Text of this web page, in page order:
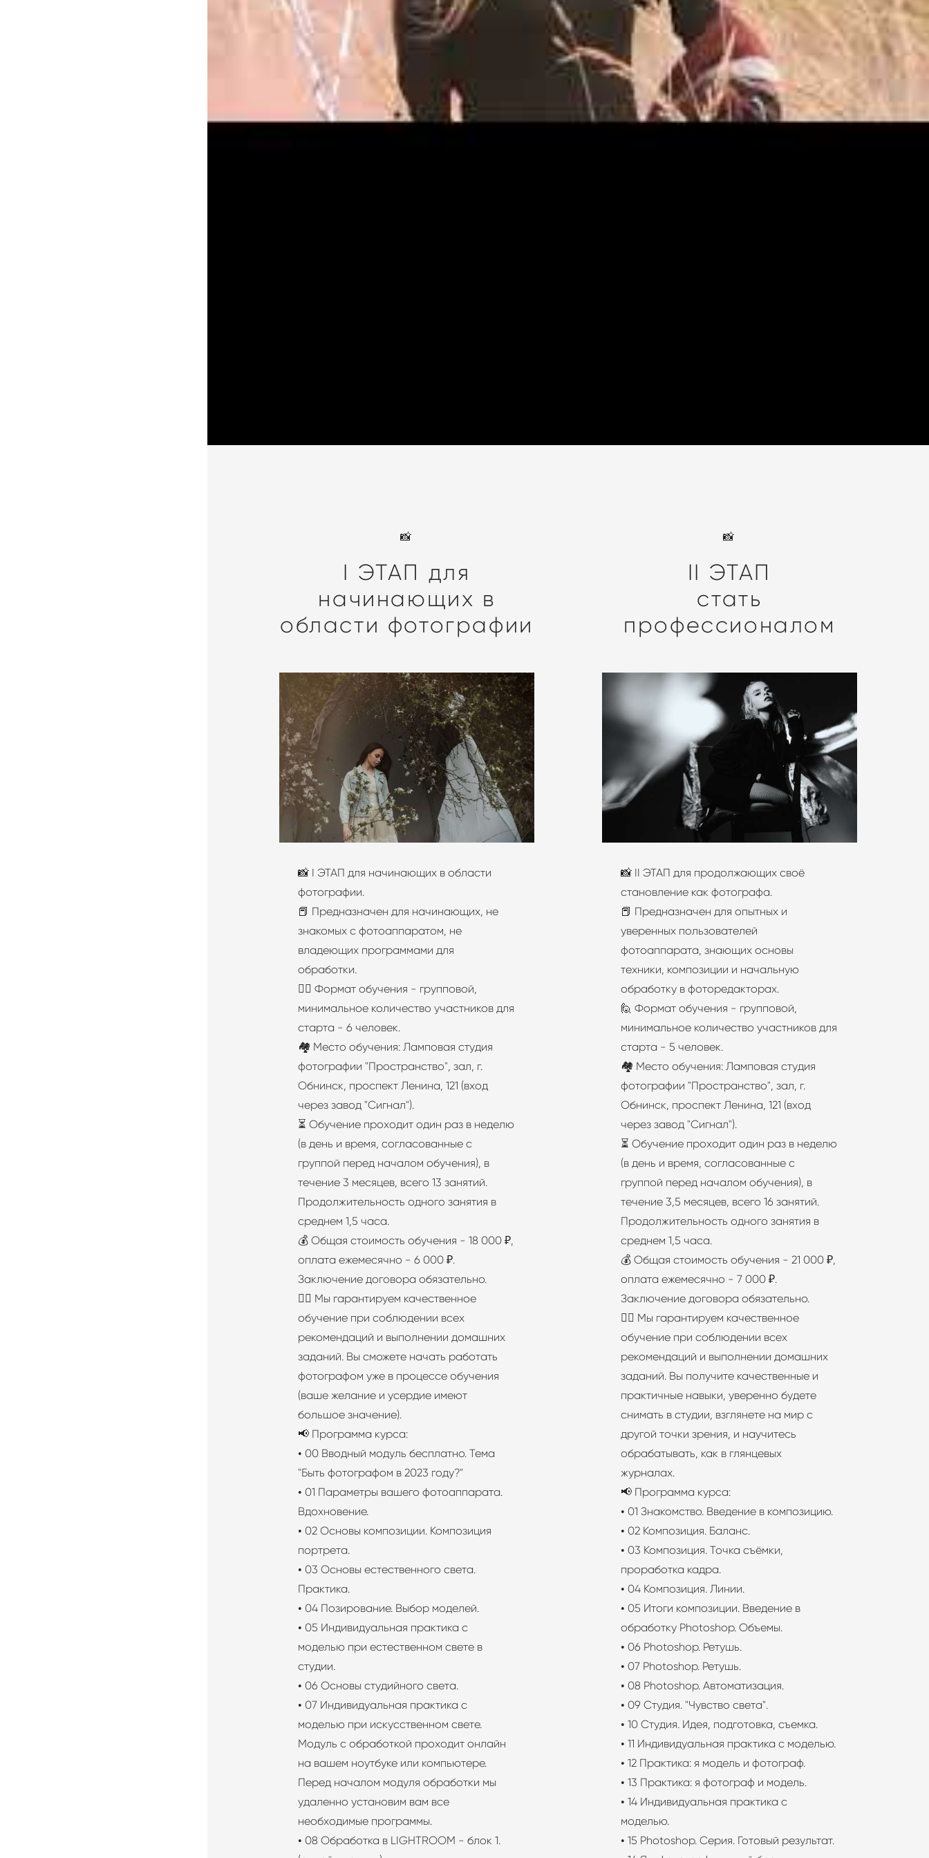
📸
I ЭТАП для
начинающих в
области фотографии
📸 I ЭТАП для начинающих в области
фотографии.
📕 Предназначен для начинающих, не
знакомых с фотоаппаратом, не
владеющих программами для
обработки.
🙋‍♂️ Формат обучения - групповой,
минимальное количество участников для
старта - 6 человек.
🏘 Место обучения: Ламповая студия
фотографии "Пространство", зал, г.
Обнинск, проспект Ленина, 121 (вход
через завод "Сигнал").
⏳ Обучение проходит один раз в неделю
(в день и время, согласованные с
группой перед началом обучения), в
течение 3 месяцев, всего 13 занятий.
Продолжительность одного занятия в
среднем 1,5 часа.
💰 Общая стоимость обучения - 18 000 ₽,
оплата ежемесячно - 6 000 ₽.
Заключение договора обязательно.
👨‍⚖ Мы гарантируем качественное
обучение при соблюдении всех
рекомендаций и выполнении домашних
заданий. Вы сможете начать работать
фотографом уже в процессе обучения
(ваше желание и усердие имеют
большое значение).
📢 Программа курса:
• 00 Вводный модуль бесплатно. Тема
"Быть фотографом в 2023 году?"
• 01 Параметры вашего фотоаппарата.
Вдохновение.
• 02 Основы композиции. Композиция
портрета.
• 03 Основы естественного света.
Практика.
• 04 Позирование. Выбор моделей.
• 05 Индивидуальная практика с
моделью при естественном свете в
студии.
• 06 Основы студийного света.
• 07 Индивидуальная практика с
моделью при искусственном свете.
Модуль с обработкой проходит онлайн
на вашем ноутбуке или компьютере.
Перед началом модуля обработки мы
удаленно установим вам все
необходимые программы.
• 08 Обработка в LIGHTROOM - блок 1.
📸
II ЭТАП
стать
профессионалом
📸 II ЭТАП для продолжающих своё
становление как фотографа.
📕 Предназначен для опытных и
уверенных пользователей
фотоаппарата, знающих основы
техники, композиции и начальную
обработку в фоторедакторах.
🙋 Формат обучения - групповой,
минимальное количество участников для
старта - 5 человек.
🏘 Место обучения: Ламповая студия
фотографии "Пространство", зал, г.
Обнинск, проспект Ленина, 121 (вход
через завод "Сигнал").
⏳ Обучение проходит один раз в неделю
(в день и время, согласованные с
группой перед началом обучения), в
течение 3,5 месяцев, всего 16 занятий.
Продолжительность одного занятия в
среднем 1,5 часа.
💰 Общая стоимость обучения - 21 000 ₽,
оплата ежемесячно - 7 000 ₽.
Заключение договора обязательно.
👨‍⚖ Мы гарантируем качественное
обучение при соблюдении всех
рекомендаций и выполнении домашних
заданий. Вы получите качественные и
практичные навыки, уверенно будете
снимать в студии, взглянете на мир с
другой точки зрения, и научитесь
обрабатывать, как в глянцевых
журналах.
📢 Программа курса:
• 01 Знакомство. Введение в композицию.
• 02 Композиция. Баланс.
• 03 Композиция. Точка съёмки,
проработка кадра.
• 04 Композиция. Линии.
• 05 Итоги композиции. Введение в
обработку Photoshop. Объемы.
• 06 Photoshop. Ретушь.
• 07 Photoshop. Ретушь.
• 08 Photoshop. Автоматизация.
• 09 Студия. "Чувство света".
• 10 Студия. Идея, подготовка, съемка.
• 11 Индивидуальная практика с моделью.
• 12 Практика: я модель и фотограф.
• 13 Практика: я фотограф и модель.
• 14 Индивидуальная практика с
моделью.
• 15 Photoshop. Серия. Готовый результат.